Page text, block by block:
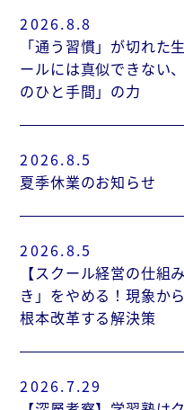
2026.8.8
「通う習慣」が切れた
ールには真似できない
のひと手間」の力
2026.8.5
夏季休業のお知らせ
2026.8.5
【スクール経営の仕組
き」をやめる！現象か
根本改革する解決策
2026.7.29